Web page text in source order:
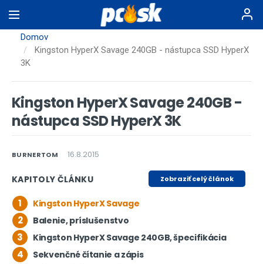
na
hlavnýDomov
Kingston HyperX Savage 240GB - nástupca SSD HyperX
3K
Kingston HyperX Savage 240GB -
nástupca SSD HyperX 3K
BURNERTOM 16.8.2015
KAPITOLY ČLÁNKU Zobraziť celý článok
1 Kingston HyperX Savage
2 Balenie, príslušenstvo
3 Kingston HyperX Savage 240GB, špecifikácia
4 Sekvenčné čítanie a zápis